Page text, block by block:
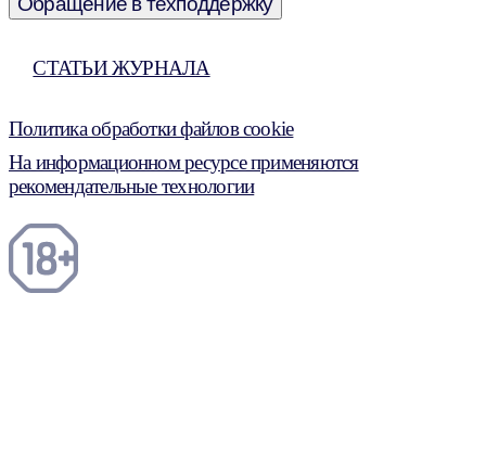
СТАТЬИ ЖУРНАЛА
Политика обработки файлов cookie
На информационном ресурсе применяются
рекомендательные технологии